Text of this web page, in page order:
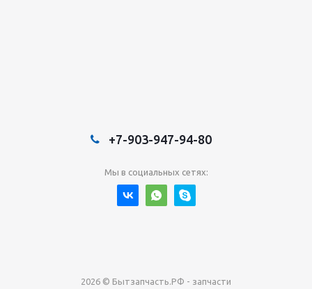
+7-903-947-94-80
Мы в социальных сетях:
2026 © Бытзапчасть.РФ - запчасти